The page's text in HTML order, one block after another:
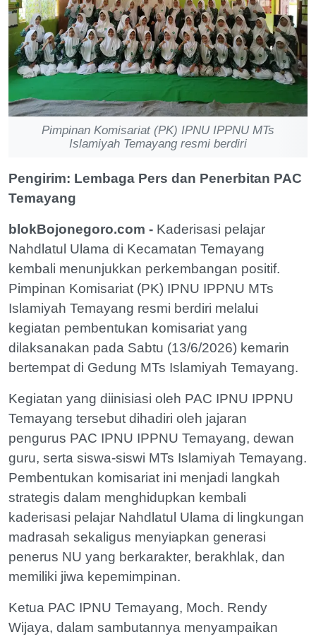
Pimpinan Komisariat (PK) IPNU IPPNU MTs
Islamiyah Temayang resmi berdiri
Pengirim: Lembaga Pers dan Penerbitan PAC
Temayang
blokBojonegoro.com - Kaderisasi pelajar
Nahdlatul Ulama di Kecamatan Temayang
kembali menunjukkan perkembangan positif.
Pimpinan Komisariat (PK) IPNU IPPNU MTs
Islamiyah Temayang resmi berdiri melalui
kegiatan pembentukan komisariat yang
dilaksanakan pada Sabtu (13/6/2026) kemarin
bertempat di Gedung MTs Islamiyah Temayang.
Kegiatan yang diinisiasi oleh PAC IPNU IPPNU
Temayang tersebut dihadiri oleh jajaran
pengurus PAC IPNU IPPNU Temayang, dewan
guru, serta siswa-siswi MTs Islamiyah Temayang.
Pembentukan komisariat ini menjadi langkah
strategis dalam menghidupkan kembali
kaderisasi pelajar Nahdlatul Ulama di lingkungan
madrasah sekaligus menyiapkan generasi
penerus NU yang berkarakter, berakhlak, dan
memiliki jiwa kepemimpinan.
Ketua PAC IPNU Temayang, Moch. Rendy
Wijaya, dalam sambutannya menyampaikan